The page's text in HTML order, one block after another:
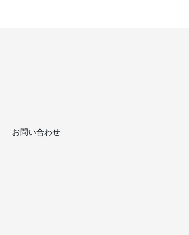
お問い合わせ